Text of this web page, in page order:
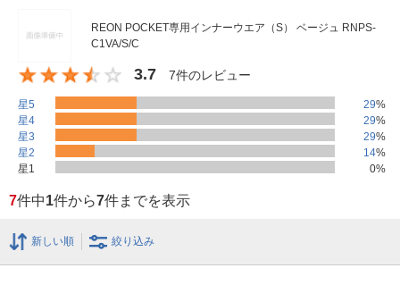
REON POCKET専用インナーウエア（S） ベージュ RNPS-
C1VA/S/C
3.7 7件のレビュー
星5 29%
星4
29%
星3
29%
星2
14%
星1
0%
7件中1件から7件までを表示
新しい順 絞り込み